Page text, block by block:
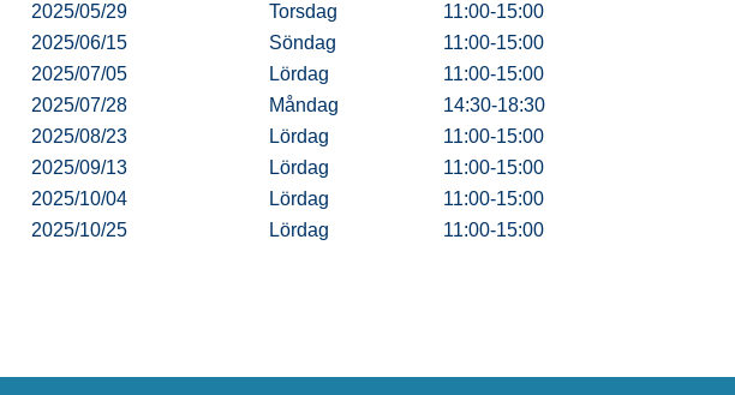
2025/05/29
Torsdag
11:00-15:00
2025/06/15
Söndag
11:00-15:00
2025/07/05
Lördag
11:00-15:00
2025/07/28
Måndag
14:30-18:30
2025/08/23
Lördag
11:00-15:00
2025/09/13
Lördag
11:00-15:00
2025/10/04
Lördag
11:00-15:00
2025/10/25
Lördag 11:00-15:00